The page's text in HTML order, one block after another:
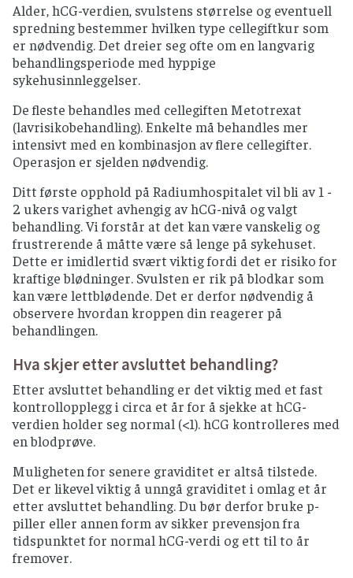
Alder, hCG-verdien, svulstens størrelse og eventuell
spredning bestemmer hvilken type cellegiftkur som
er nødvendig. Det dreier seg ofte om en langvarig
behandlingsperiode med hyppige
sykehusinnleggelser.
De fleste behandles med cellegiften Metotrexat
(lavrisikobehandling). Enkelte må behandles mer
intensivt med en kombinasjon av flere cellegifter.
Operasjon er sjelden nødvendig.
Ditt første opphold på Radiumhospitalet vil bli av 1 -
2 ukers varighet avhengig av hCG-nivå og valgt
behandling. Vi forstår at det kan være vanskelig og
frustrerende å måtte være så lenge på sykehuset.
Dette er imidlertid svært viktig fordi det er risiko for
kraftige blødninger. Svulsten er rik på blodkar som
kan være lettblødende. Det er derfor nødvendig å
observere hvordan kroppen din reagerer på
behandlingen.
Hva skjer etter avsluttet behandling?
Etter avsluttet behandling er det viktig med et fast
kontrollopplegg i circa et år for å sjekke at hCG-
verdien holder seg normal (<1). hCG kontrolleres med
en blodprøve.
Muligheten for senere graviditet er altså tilstede.
Det er likevel viktig å unngå graviditet i omlag et år
etter avsluttet behandling. Du bør derfor bruke p-
piller eller annen form av sikker prevensjon fra
tidspunktet for normal hCG-verdi og ett til to år
fremover.